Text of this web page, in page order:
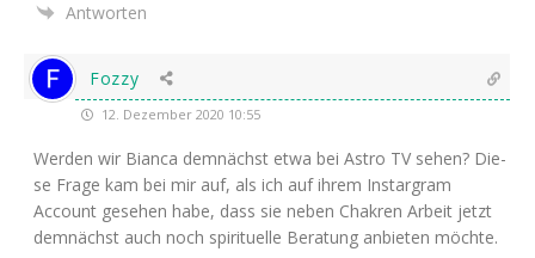
Antworten
Fozzy
12. Dezember 2020 10:55
Wer­den wir Bian­ca dem­nächst etwa bei Astro TV sehen? Die­
se Fra­ge kam bei mir auf, als ich auf ihrem Instar­gram
Account gese­hen habe, dass sie neben Chak­ren Arbeit jetzt
dem­nächst auch noch spi­ri­tu­el­le Bera­tung anbie­ten möchte.